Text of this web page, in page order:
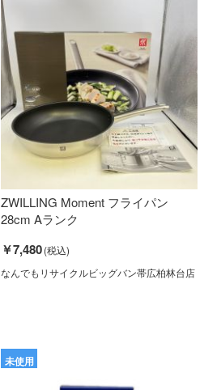
ZWILLING Moment フライパン
28cm Aランク
￥7,480
なんでもリサイクルビッグバン帯広柏林台店
未使用